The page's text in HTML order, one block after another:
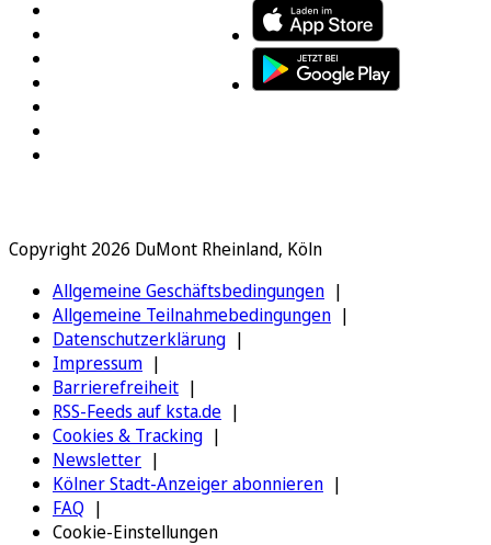
Copyright 2026 DuMont Rheinland, Köln
Allgemeine Geschäftsbedingungen
Allgemeine Teilnahmebedingungen
Datenschutzerklärung
Impressum
Barrierefreiheit
RSS-Feeds auf ksta.de
Cookies & Tracking
Newsletter
Kölner Stadt-Anzeiger abonnieren
FAQ
Cookie-Einstellungen